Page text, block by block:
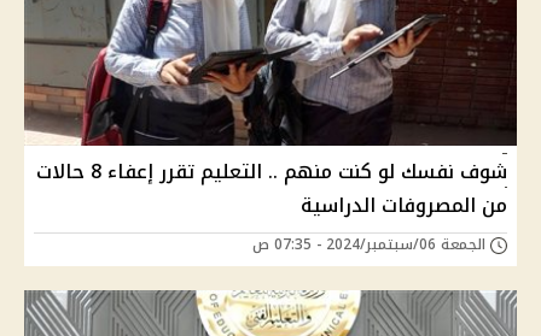
شوف نفسك لو كنت منهم .. التعليم تقرر إعفاء 8 حالات
من المصروفات الدراسية
الجمعة 06/سبتمبر/2024 - 07:35 ص